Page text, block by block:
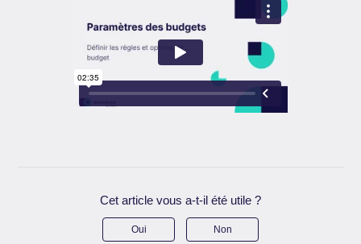
Cet article vous a-t-il été utile ?
Oui Non